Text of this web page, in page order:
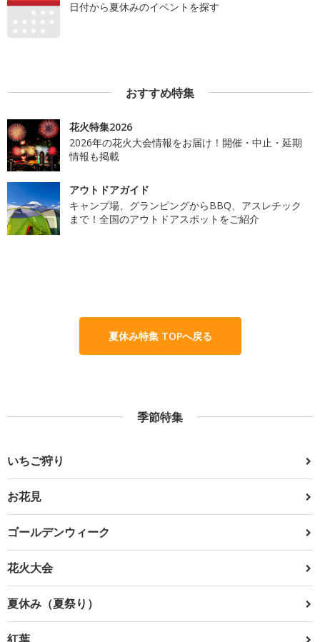
日付から夏休みのイベントを探す
おすすめ特集
花火特集2026
2026年の花火大会情報をお届け！開催・中止・延期
情報も掲載
アウトドアガイド
キャンプ場、グランピングからBBQ、アスレチック
まで！全国のアウトドアスポットをご紹介
夏休み特集 TOPへ戻る
季節特集
いちご狩り
お花見
ゴールデンウィーク
花火大会
夏休み（夏祭り）